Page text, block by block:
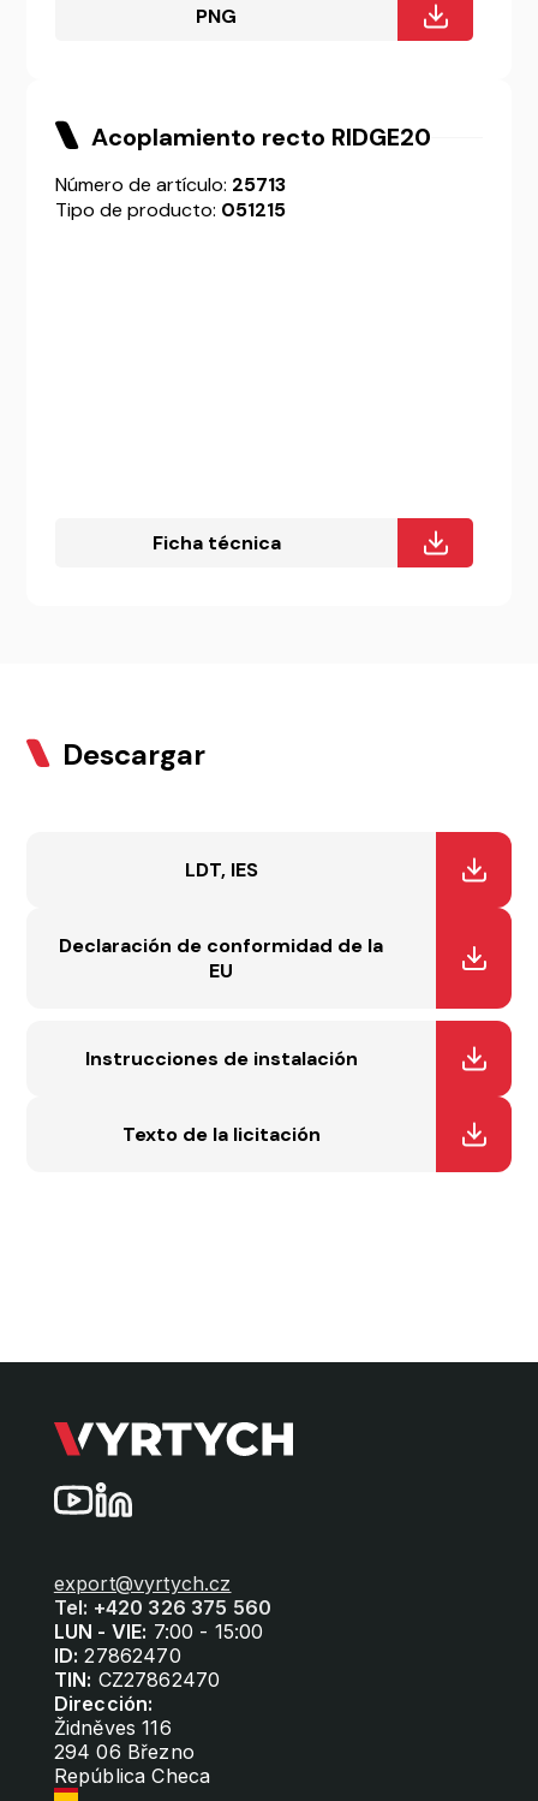
PNG
Acoplamiento recto RIDGE20
Número de artículo: 25713
Tipo de producto: 051215
Ficha técnica
Descargar
LDT, IES
Declaración de conformidad de la
EU
Instrucciones de instalación
Texto de la licitación
export@vyrtych.cz
Tel: +420 326 375 560
LUN - VIE: 7:00 - 15:00
ID: 27862470
TIN: CZ27862470
Dirección:
Židněves 116
294 06 Březno
República Checa